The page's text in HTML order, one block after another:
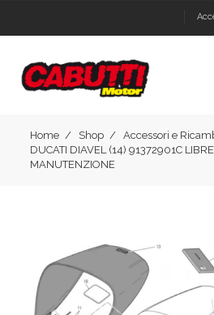
Home Shop Accessori e
DUCATI DIAVEL (14) 91372901C
MANUTENZIONE